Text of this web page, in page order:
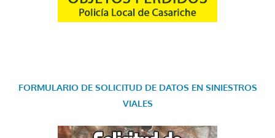
FORMULARIO DE SOLICITUD DE DATOS EN SINIESTROS
VIALES